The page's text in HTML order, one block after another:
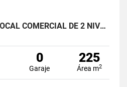
SE ARRIENDA CASA LOCAL COMERCIAL DE 2 NIVELES EN LA CANDELARIA
0
Garaje
225
Área m2